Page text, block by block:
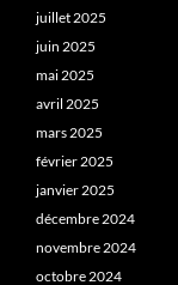
juillet 2025
juin 2025
mai 2025
avril 2025
mars 2025
février 2025
janvier 2025
décembre 2024
novembre 2024
octobre 2024